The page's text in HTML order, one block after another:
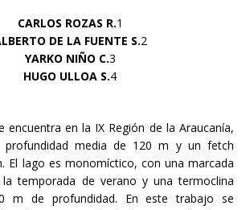
CARLOS ROZAS R.1
DE LA FUENTE S.2
YARKO NIÑO C.3
HUGO ULLOA S.4
encuentra en la IX Región de la Araucanía,
profundidad media de 120 m y un fetch
El lago es monomíctico, con una marcada
temporada de verano y una termoclina
m de profundidad. En este trabajo se